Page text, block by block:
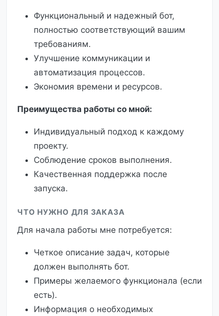
Функциональный и надежный бот,
полностью соответствующий вашим
требованиям.
Улучшение коммуникации и
автоматизация процессов.
Экономия времени и ресурсов.
Преимущества работы со мной:
Индивидуальный подход к каждому
проекту.
Соблюдение сроков выполнения.
Качественная поддержка после
запуска.
ЧТО НУЖНО ДЛЯ ЗАКАЗА
Для начала работы мне потребуется:
Четкое описание задач, которые
должен выполнять бот.
Примеры желаемого функционала (если
есть).
Информация о необходимых